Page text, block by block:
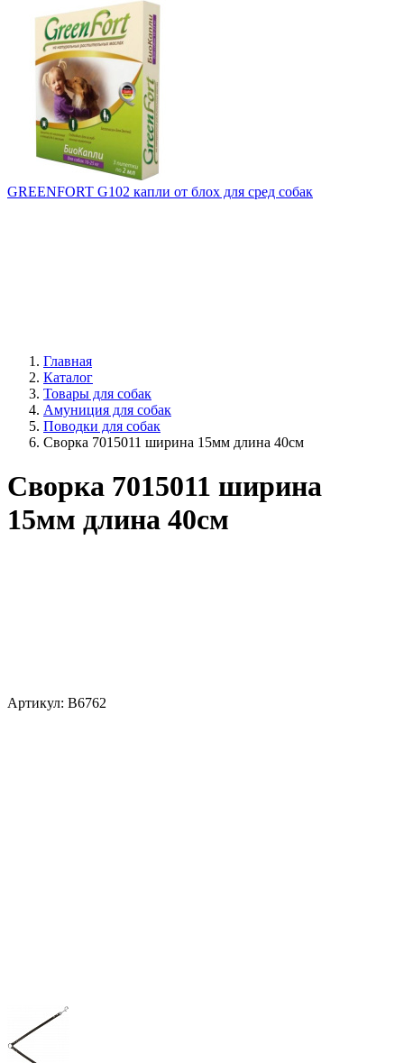
GREENFORT G102 капли от блох для сред собак
Главная
Каталог
Товары для собак
Амуниция для собак
Поводки для собак
Сворка 7015011 ширина 15мм длина 40см
Сворка 7015011 ширина
15мм длина 40см
Артикул: В6762